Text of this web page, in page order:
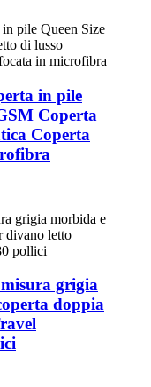
in pile
Coperta
Coperta
grigia
doppia